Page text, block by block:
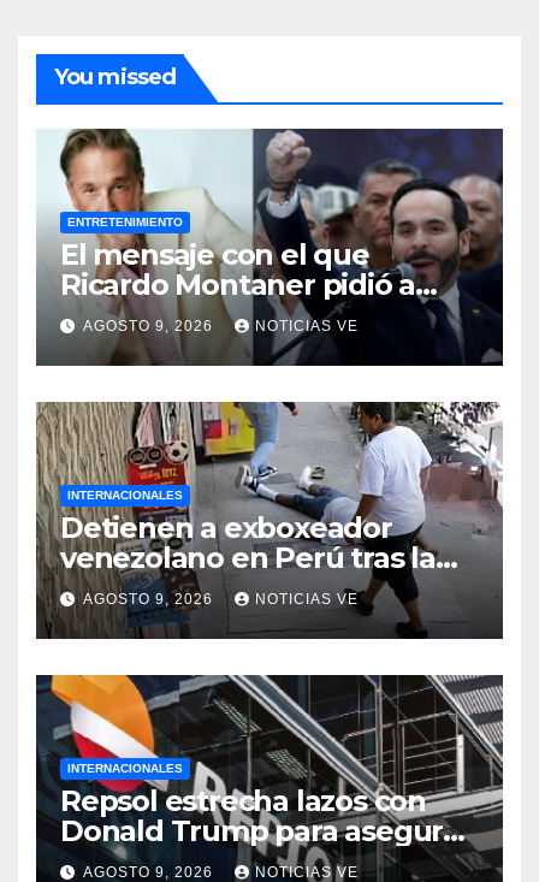
You missed
ENTRETENIMIENTO
El mensaje con el que
Ricardo Montaner pidió a
Abelardo de la Espriella
ayudar a Venezuela
AGOSTO 9, 2026 NOTICIAS VE
INTERNACIONALES
Detienen a exboxeador
venezolano en Perú tras la
muerte de mototaxista
durante una riña
AGOSTO 9, 2026 NOTICIAS VE
INTERNACIONALES
Repsol estrecha lazos con
Donald Trump para asegurar
negocios en Venezuela
AGOSTO 9, 2026 NOTICIAS VE